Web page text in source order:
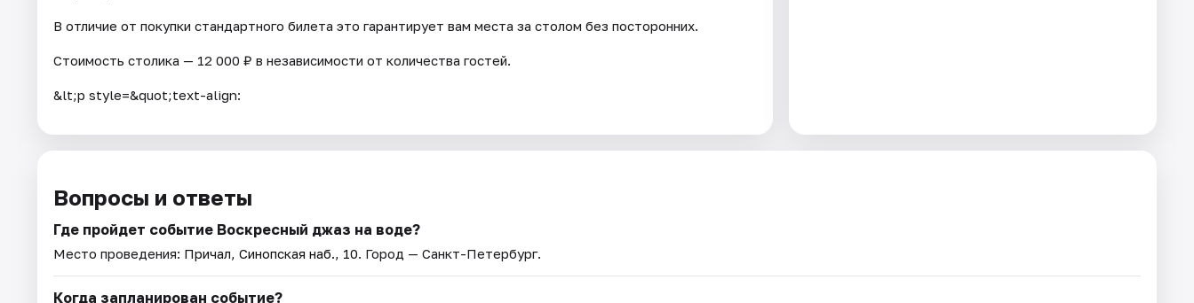
В отличие от покупки стандартного билета это гарантирует вам места за столом без посторонних.
Стоимость столика — 12 000 ₽ в независимости от количества гостей.
&lt;p style=&quot;text-align:
Вопросы и ответы
Где пройдет событие Воскресный джаз на воде?
Место проведения: Причал, Синопская наб., 10. Город — Санкт-Петербург.
Когда запланирован событие?